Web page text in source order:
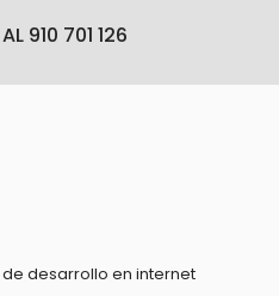
910 701 126
desarrollo en internet